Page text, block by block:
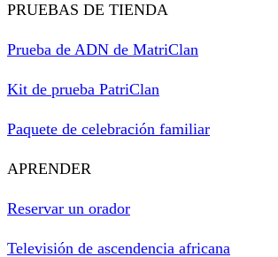
PRUEBAS DE TIENDA
Prueba de ADN de MatriClan
Kit de prueba PatriClan
Paquete de celebración familiar
APRENDER
Reservar un orador
Televisión de ascendencia africana